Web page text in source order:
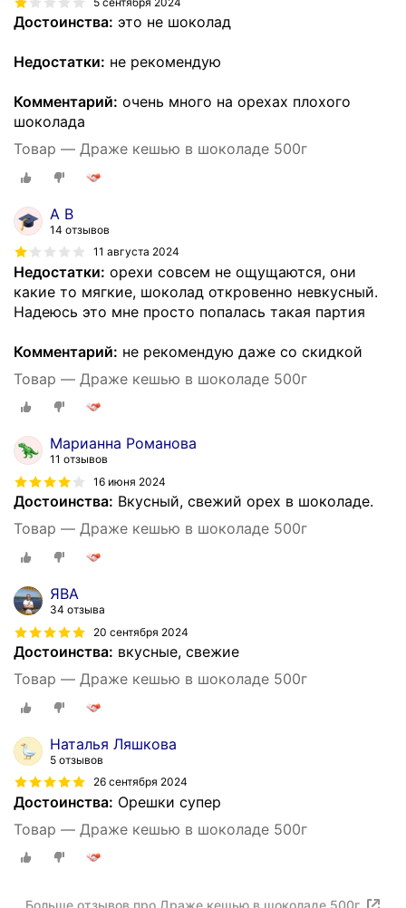
Достоинства: это не шоколад
Недостатки: не рекомендую
Комментарий: очень много на орехах плохого
шоколада
Товар — Драже кешью в шоколаде 500г
А В
14 отзывов
11 августа 2024
Недостатки: орехи совсем не ощущаются, они
какие то мягкие, шоколад откровенно невкусный.
Надеюсь это мне просто попалась такая партия
Комментарий: не рекомендую даже со скидкой
Товар — Драже кешью в шоколаде 500г
Марианна Романова
11 отзывов
16 июня 2024
Достоинства: Вкусный, свежий орех в шоколаде.
Товар — Драже кешью в шоколаде 500г
ЯВА
34 отзыва
20 сентября 2024
Достоинства: вкусные, свежие
Товар — Драже кешью в шоколаде 500г
Наталья Ляшкова
5 отзывов
26 сентября 2024
Достоинства: Орешки супер
Товар — Драже кешью в шоколаде 500г